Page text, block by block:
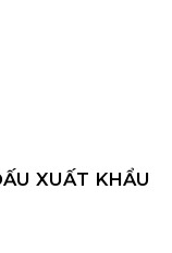
XUẤT KHẨU